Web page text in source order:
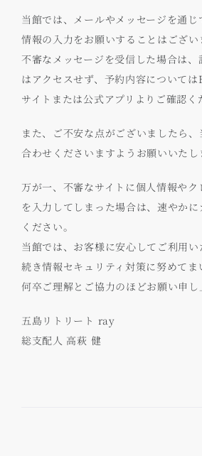
当館では、メールやメッセージを通じ
情報の入力をお願いすることはござい
不審なメッセージを受信した場合は
はアクセスせず、予約内容について
サイトまたは公式アプリよりご確認く
また、ご不安な点がございましたら
合わせくださいますようお願いいたし
万が一、不審なサイトに個人情報や
を入力してしまった場合は、速やか
ください。
当館では、お客様に安心してご利用
続き情報セキュリティ対策に努めてま
何卒ご理解とご協力のほどお願い申し
五島リトリート ray
総支配人 高萩 健